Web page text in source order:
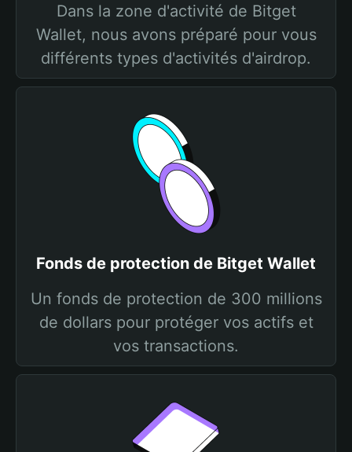
Dans la zone d'activité de Bitget
Wallet, nous avons préparé pour vous
différents types d'activités d'airdrop.
Fonds de protection de Bitget Wallet
Un fonds de protection de 300 millions
de dollars pour protéger vos actifs et
vos transactions.